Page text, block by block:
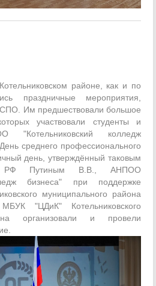
районе, как и по
праздничные мероприятия,
Им предшествовали большое
участвовали студенты и
"Котельниковский колледж
среднего профессионального
день, утверждённый таковым
РФ Путиным В.В., АНПОО
бизнеса" при поддержке
муниципального района
"ЦДиК" Котельниковского
организовали и провели